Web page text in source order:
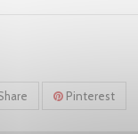
Pinterest